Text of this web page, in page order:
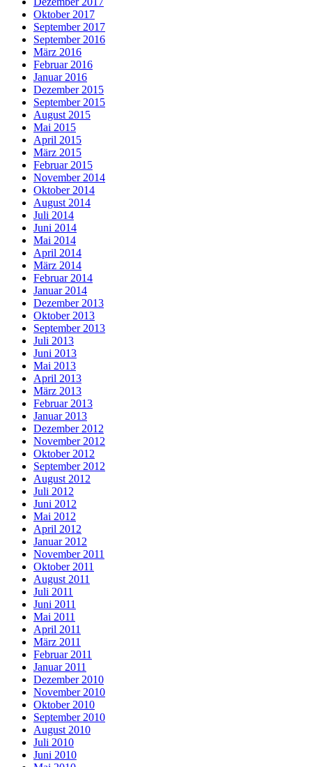
Oktober 2017
September 2017
September 2016
März 2016
Februar 2016
Januar 2016
Dezember 2015
September 2015
August 2015
Mai 2015
April 2015
März 2015
Februar 2015
November 2014
Oktober 2014
August 2014
Juli 2014
Juni 2014
Mai 2014
April 2014
März 2014
Februar 2014
Januar 2014
Dezember 2013
Oktober 2013
September 2013
Juli 2013
Juni 2013
Mai 2013
April 2013
März 2013
Februar 2013
Januar 2013
Dezember 2012
November 2012
Oktober 2012
September 2012
August 2012
Juli 2012
Juni 2012
Mai 2012
April 2012
Januar 2012
November 2011
Oktober 2011
August 2011
Juli 2011
Juni 2011
Mai 2011
April 2011
März 2011
Februar 2011
Januar 2011
Dezember 2010
November 2010
Oktober 2010
September 2010
August 2010
Juli 2010
Juni 2010